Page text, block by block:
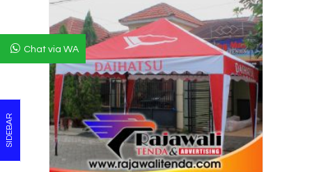
SIDEBAR
Chat via WA